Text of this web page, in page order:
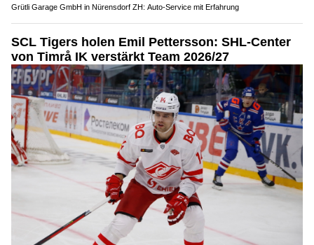
Grütli Garage GmbH in Nürensdorf ZH: Auto-Service mit Erfahrung
SCL Tigers holen Emil Pettersson: SHL-Center
von Timrå IK verstärkt Team 2026/27